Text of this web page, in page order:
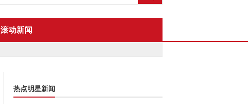
滚动新闻
热点明星新闻